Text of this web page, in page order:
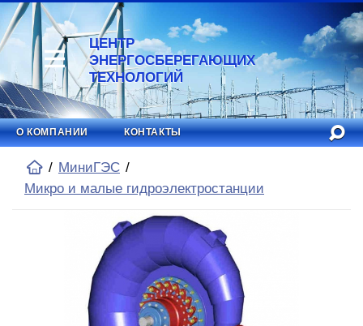
ЦЕНТР
ЭНЕРГОСБЕРЕГАЮЩИХ
ТЕХНОЛОГИЙ
О КОМПАНИИ КОНТАКТЫ
МиниГЭС
Микро и малые гидроэлектростанции